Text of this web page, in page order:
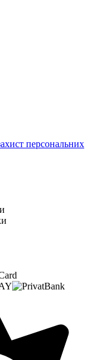
персональних